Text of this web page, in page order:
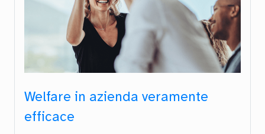
Welfare in azienda veramente
efficace